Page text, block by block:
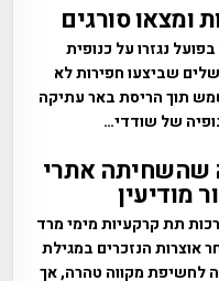
ומצאו סורגים
נגזרו על כנופית
שביצעו חפירות לא
תוך הריסת באר עתיקה
של שודדי…
שהשחיתה אתרי
מודיעין
תת קרקעיות מימי מרד
אוצרות הנזכרים במגילת
לחשיפת מקווה טהרה, אך